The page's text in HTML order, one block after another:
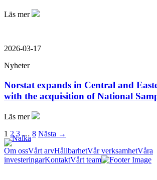
Läs mer
2026-03-17
Nyheter
Norstat expands in Central and
with the acquisition of National
Läs mer
1 2 3 … 8 Nästa →
Om ossVårt arvHållbarhetVår verksamhetVåra
investeringarKontaktVårt team